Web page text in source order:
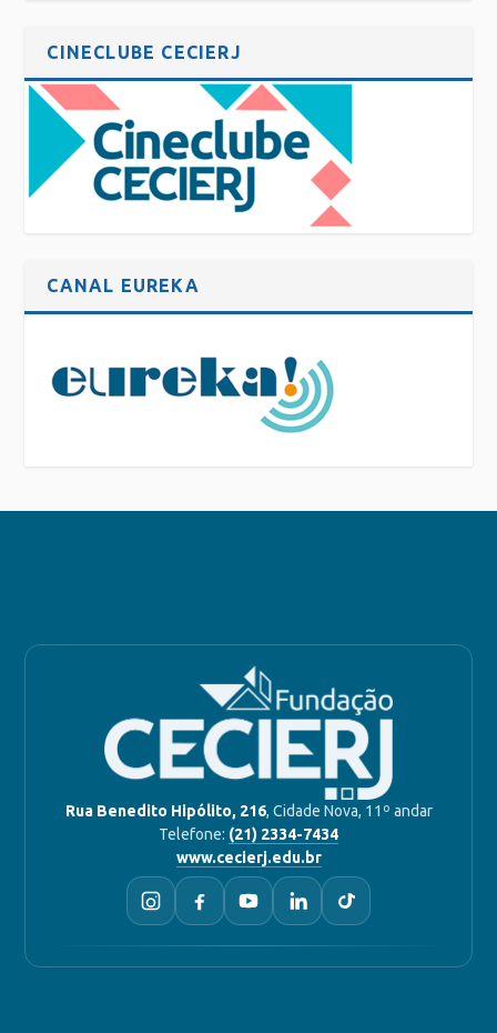
CINECLUBE CECIERJ
CANAL EUREKA
Rua Benedito Hipólito, 216, Cidade Nova, 11º andar
Telefone: (21) 2334-7434
www.cecierj.edu.br